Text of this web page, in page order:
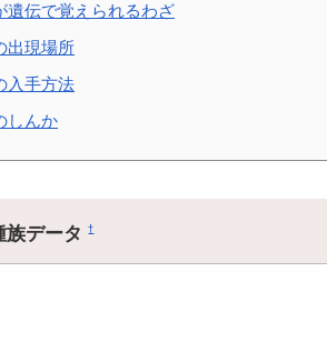
遺伝で覚えられるわざ
出現場所
入手方法
しんか
族データ†